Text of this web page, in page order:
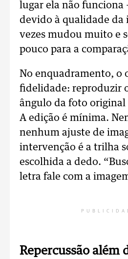
lugar ela não funciona
devido à qualidade da
vezes mudou muito e
pouco para a
No enquadramento, o
fidelidade: reproduzir
ângulo da foto original
A edição é mínima.
nenhum ajuste de
intervenção é a trilha
escolhida a dedo.
letra fale com a
Repercussão além